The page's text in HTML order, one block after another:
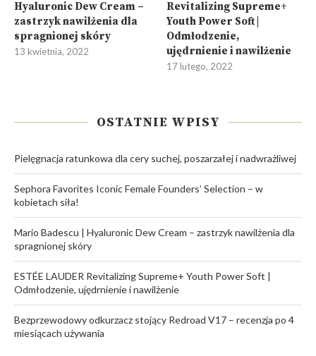
Hyaluronic Dew Cream –
zastrzyk nawilżenia dla
spragnionej skóry
13 kwietnia, 2022
Revitalizing Supreme+
Youth Power Soft |
Odmłodzenie,
ujędrnienie i nawilżenie
17 lutego, 2022
OSTATNIE WPISY
Pielęgnacja ratunkowa dla cery suchej, poszarzałej i nadwrażliwej
Sephora Favorites Iconic Female Founders’ Selection – w
kobietach siła!
Mario Badescu | Hyaluronic Dew Cream – zastrzyk nawilżenia dla
spragnionej skóry
ESTÉE LAUDER Revitalizing Supreme+ Youth Power Soft |
Odmłodzenie, ujędrnienie i nawilżenie
Bezprzewodowy odkurzacz stojący Redroad V17 – recenzja po 4
miesiącach używania